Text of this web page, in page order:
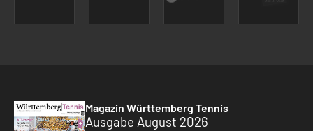
Magazin Württemberg Tennis
Ausgabe August 2026